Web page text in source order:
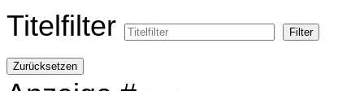
Titelfilter Filter
Zurücksetzen